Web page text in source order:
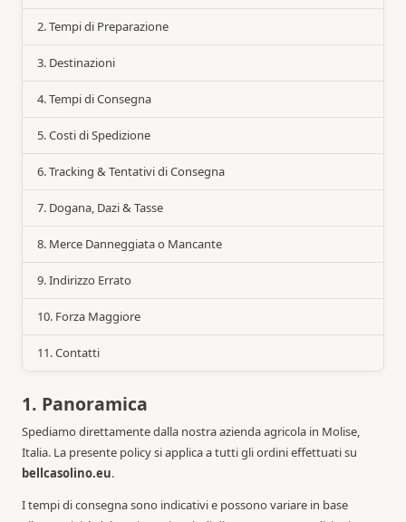
2. Tempi di Preparazione
3. Destinazioni
4. Tempi di Consegna
5. Costi di Spedizione
6. Tracking & Tentativi di Consegna
7. Dogana, Dazi & Tasse
8. Merce Danneggiata o Mancante
9. Indirizzo Errato
10. Forza Maggiore
11. Contatti
1. Panoramica
Spediamo direttamente dalla nostra azienda agricola in Molise,
Italia. La presente policy si applica a tutti gli ordini effettuati su
bellcasolino.eu.
I tempi di consegna sono indicativi e possono variare in base